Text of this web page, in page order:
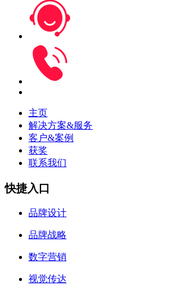
主页
解决方案&服务
客户&案例
获奖
联系我们
快捷入口
品牌设计
品牌战略
数字营销
视觉传达